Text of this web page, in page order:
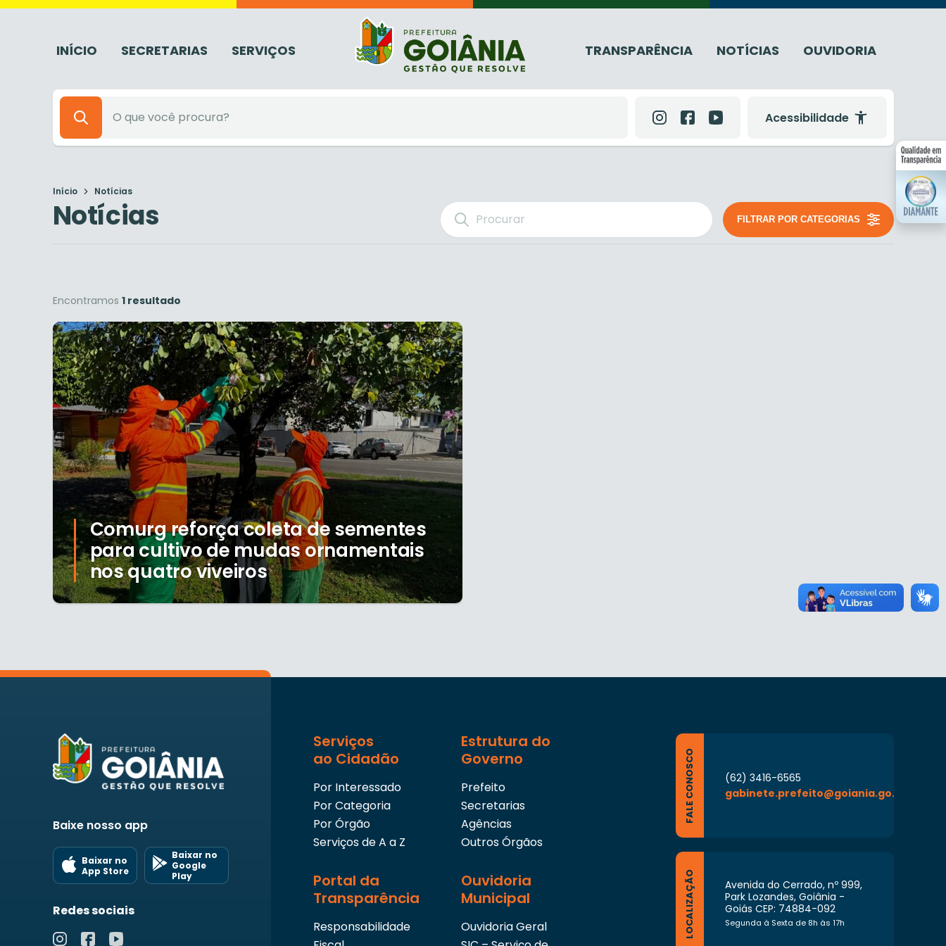
INÍCIO SECRETARIAS SERVIÇOS TRANSPARÊNCIA NOTÍCIAS OUVIDORIA
Acessibilidade
Início Notícias
Notícias FILTRAR POR CATEGORIAS
Encontramos 1 resultado
Comurg reforça coleta de sementes
para cultivo de mudas ornamentais
nos quatro viveiros
Baixe nosso app
Baixar no
App Store
Baixar no
Google
Play
Redes sociais
Serviços
ao Cidadão
Por Interessado
Por Categoria
Por Órgão
Serviços de A a Z
Estrutura do
Governo
Prefeito
Secretarias
Agências
Outros Órgãos
Portal da
Transparência
Responsabilidade
Ouvidoria
Municipal
Ouvidoria Geral
FALE CONOSCO
(62) 3416-6565
gabinete.prefeito@goiania.go.gov.br
LOCALIZAÇÃO
Avenida do Cerrado, nº 999,
Park Lozandes, Goiânia -
Goiás CEP: 74884-092
Segunda à Sexta de 8h às 17h